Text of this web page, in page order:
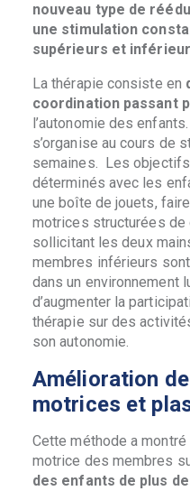
nouveau type de
une stimulation
supérieurs et
La thérapie consiste en
coordination passant
l’autonomie des
s’organise au cours de
semaines. Les
déterminés avec les
une boîte de jouets,
motrices structurées
sollicitant les deux
membres inférieurs
dans un environnement
d’augmenter la
thérapie sur des
son autonomie.
Amélioration
motrices et
Cette méthode a
motrice des membres
des enfants de plus de